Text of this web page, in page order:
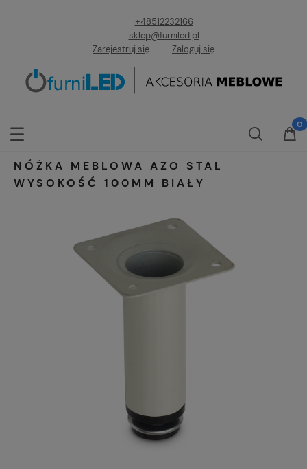
+48512232166
sklep@furniled.pl
Zarejestruj się
Zaloguj się
NÓŻKA MEBLOWA AZO STAL
WYSOKOŚĆ 100MM BIAŁY